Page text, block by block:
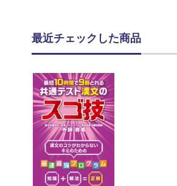
最近チェックした商品